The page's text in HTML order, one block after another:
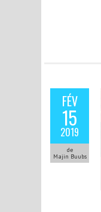
FÉV
15
2019
de
Majin Buubs